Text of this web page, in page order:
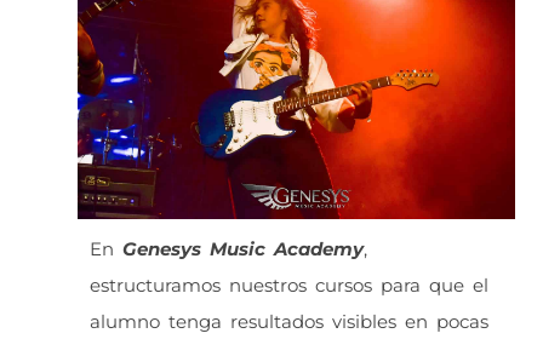
En Genesys Music Academy,
estructuramos nuestros cursos para que el
alumno tenga resultados visibles en pocas